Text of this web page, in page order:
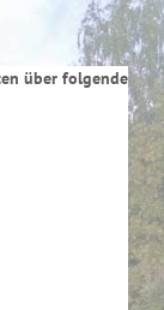
über folgende